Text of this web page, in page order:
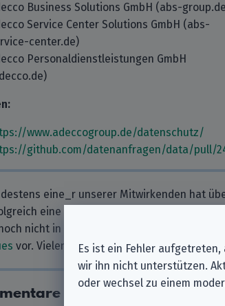
Business Solutions GmbH (abs-
Service Center Solutions GmbH (abs-
center.de)
Personaldienstleistungen GmbH
www.adeccogroup.de/datenschutz/
github.com/datenanfragen/data/pull/
eine_r unserer Mitwirkenden hat
eine Anfrage gestellt. Die Daten
nicht in unserer Datenbank? Schlag
vor. Vielen Dank für Deine Mithilfe!
Es ist ein Fehler
wir ihn nicht unterstützen.
oder wechsel zu einem